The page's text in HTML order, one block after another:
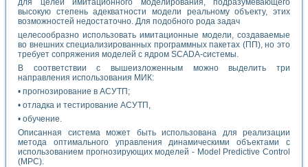
высокую степень адекватности модели реальному объекту, этих
возможностей недостаточно. Для подобного рода задач
целесообразно использовать имитационные модели, создаваемые
во внешних специализированных программных пакетах (ПП), но это
требует сопряжения моделей с ядром SCADA-системы.
В соответствии с вышеизложенным можно выделить три
направления использования МИК:
• прогнозирование в АСУТП;
• отладка и тестирование АСУТП,
• обучение.
Описанная система может быть использована для реализации
метода оптимального управления динамическими объектами с
использованием прогнозирующих моделей - Model Predictive Control
(MPC).